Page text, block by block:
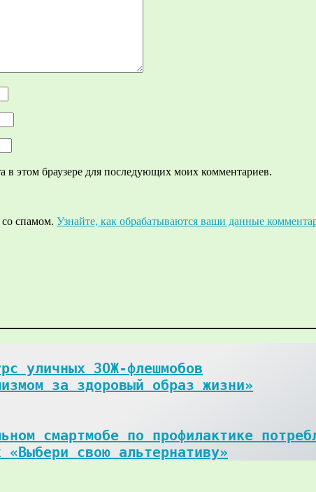
в этом браузере для последующих моих комментариев.
со спамом. Узнайте, как обрабатываются ваши данные
уличных ЗОЖ-флешмобов
за здоровый образ жизни»
смартмобе по профилактике
«Выбери свою альтернативу»